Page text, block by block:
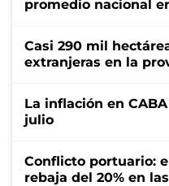
promedio nacional
Casi 290 mil
extranjeras en la
La inflación en CABA
julio
Conflicto portuario:
rebaja del 20% en